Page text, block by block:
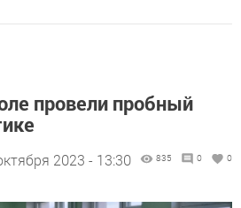
провели пробный
2023 - 13:30 835 0 0